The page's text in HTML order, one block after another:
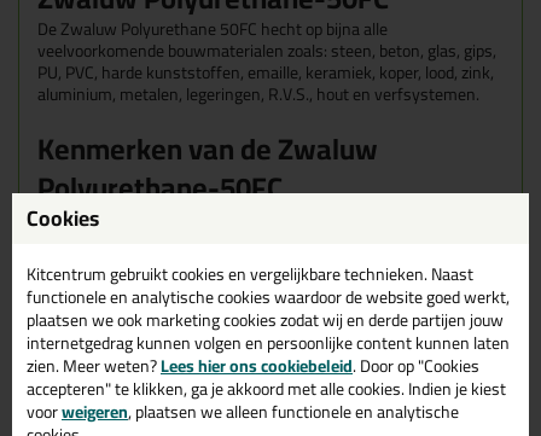
De Zwaluw Polyurethane 50FC hecht op bijna alle
veelvoorkomende bouwmaterialen zoals: steen, beton, glas, gips,
PU, PVC, harde kunststoffen, emaille, keramiek, koper, lood, zink,
aluminium, metalen, legeringen, R.V.S., hout en verfsystemen.
Kenmerken van de Zwaluw
Polyurethane-50FC
Goede hechting zonder primer
Permanent elastisch
Overschilderbaar met de meeste 2-componenten en
watergedragen verven
Eigenschappen Zwaluw
Polyurethane- 50FC 310ml
Cookies
Kitcentrum gebruikt cookies en vergelijkbare technieken. Naast
functionele en analytische cookies waardoor de website goed werkt,
plaatsen we ook marketing cookies zodat wij en derde partijen jouw
internetgedrag kunnen volgen en persoonlijke content kunnen laten
zien. Meer weten?Lees hier ons cookiebeleid. Door op "Cookies
accepteren" te klikken, ga je akkoord met alle cookies. Indien je kiest
voorweigeren, plaatsen we alleen functionele en analytische